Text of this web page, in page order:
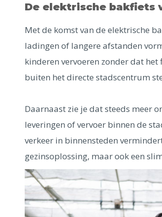
De elektrische bakfiets
Met de komst van de elektrische
ladingen of langere afstanden
kinderen vervoeren zonder dat
buiten het directe stadscentrum
Daarnaast zie je dat steeds meer
leveringen of vervoer binnen de
verkeer in binnensteden
gezinsoplossing, maar ook een